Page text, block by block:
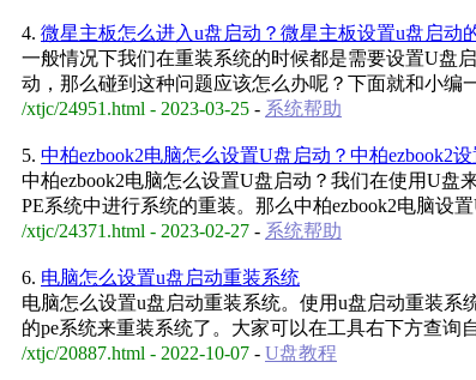
4. 微星主板怎么进入u盘启动？微星主板设置u盘启动
一般情况下我们在重装系统的时候都是需要设置U盘
动，那么碰到这种问题应该怎么办呢？下面就和小编
/xtjc/24951.html - 2023-03-25 - 系统帮助
5. 中柏ezbook2电脑怎么设置U盘启动？中柏ezbook2
中柏ezbook2电脑怎么设置U盘启动？我们在使用U
PE系统中进行系统的重装。那么中柏ezbook2电脑设
/xtjc/24371.html - 2023-02-27 - 系统帮助
6. 电脑怎么设置u盘启动重装系统
电脑怎么设置u盘启动重装系统。使用u盘启动重装
的pe系统来重装系统了。大家可以在工具右下方查询
/xtjc/20887.html - 2022-10-07 - U盘教程